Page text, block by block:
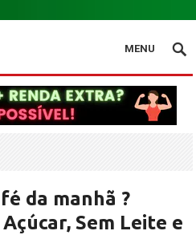
MENU
da manhã ?
Sem Leite e